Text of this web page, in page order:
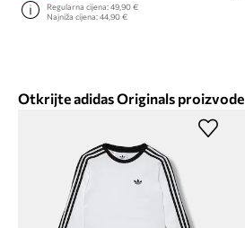
Regularna cijena:49,90 €
Najniža cijena:44,90 €
Otkrijte adidas Originals proizvode